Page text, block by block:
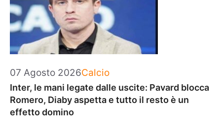
07 Agosto 2026Categorie
Calcio
Inter, le mani legate dalle uscite: Pavard blocca
Romero, Diaby aspetta e tutto il resto è un
effetto domino